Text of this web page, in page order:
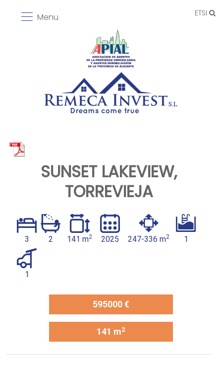
ETSI
Menu
SUNSET LAKEVIEW,
TORREVIEJA
3 2 141 m2 2025 247-336 m2 1
1
595000 €
141 m2